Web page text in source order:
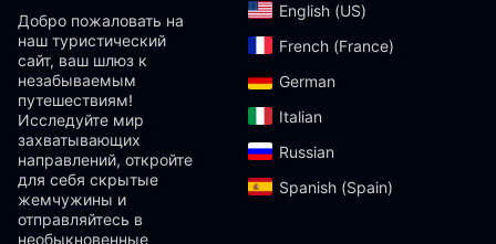
Добро пожаловать на
наш туристический
сайт, ваш шлюз к
незабываемым
путешествиям!
Исследуйте мир
захватывающих
направлений, откройте
для себя скрытые
жемчужины и
отправляйтесь в
необыкновенные
English (US)‎
French (France)‎
German‎
Italian‎
Russian‎
Spanish (Spain)‎